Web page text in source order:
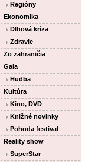
Regióny
Ekonomika
Dlhová kríza
Zdravie
Zo zahraničia
Gala
Hudba
Kultúra
Kino, DVD
Knižné novinky
Pohoda festival
Reality show
SuperStar